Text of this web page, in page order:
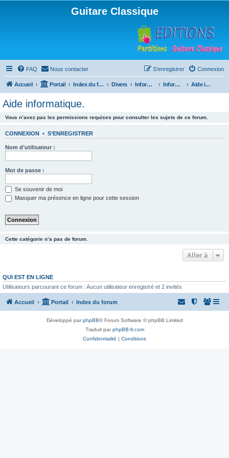
Guitare Classique
FAQ Nous contacter Connexion
S’enregistrer
Accueil Portail Index du forum Divers Informatique Informatique Aide informatique.
Aide informatique.
Vous n’avez pas les permissions requises pour consulter les sujets de ce forum.
CONNEXION • S’ENREGISTRER
Nom d’utilisateur :
Mot de passe :
Se souvenir de moi
Masquer ma présence en ligne pour cette session
Cette catégorie n’a pas de forum.
Aller à
QUI EST EN LIGNE
Utilisateurs parcourant ce forum : Aucun utilisateur enregistré et 2 invités
Accueil Portail Index du forum
Développé parphpBB® Forum Software © phpBB Limited
Traduit parphpBB-fr.com
Confidentialité | Conditions